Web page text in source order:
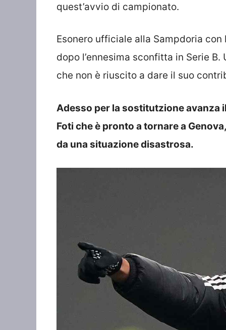
quest’avvio di campionato.
Esonero ufficiale alla Sampdoria
dopo l’ennesima sconfitta in Serie
che non è riuscito a dare il suo
Adesso per la sostitutzione avanza
Foti che è pronto a tornare a
da una situazione disastrosa.